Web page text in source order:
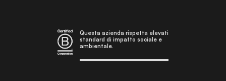
Questa azienda rispetta elevati
standard di impatto sociale e
ambientale.